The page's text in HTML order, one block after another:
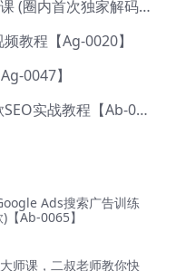
新版鼎贸Coco.外贸Top业务课 (圈内首次独家解码|460节课)【Ag-0091】
教程【Ag-0020】
0047】
环新网络.谷歌大叔团队谷歌SEO实战教程【Ab-0024】
Ads搜索广告训练
Ab-0065】
师课，二叔老师教你快